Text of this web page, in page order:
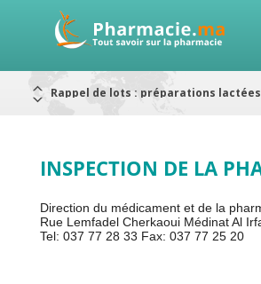
Rappel de lots : préparations lactées
RAPPELS DE LOTS